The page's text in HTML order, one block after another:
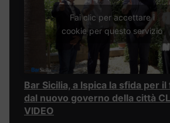
Fai clic per accettare i
cookie per questo servizio
Bar Sicilia, a Ispica la sfida per
dal nuovo governo della città
VIDEO